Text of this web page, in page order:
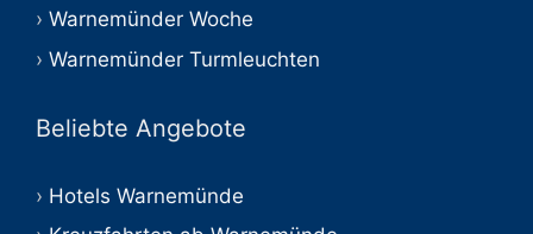
Warnemünder Woche
Warnemünder Turmleuchten
Beliebte Angebote
Hotels Warnemünde